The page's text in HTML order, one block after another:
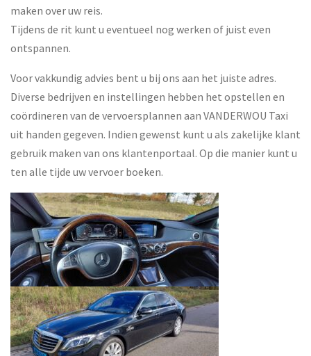
maken over uw reis.
Tijdens de rit kunt u eventueel nog werken of juist even
ontspannen.
Voor vakkundig advies bent u bij ons aan het juiste adres.
Diverse bedrijven en instellingen hebben het opstellen en
coördineren van de vervoersplannen aan VANDERWOU Taxi
uit handen gegeven. Indien gewenst kunt u als zakelijke klant
gebruik maken van ons klantenportaal. Op die manier kunt u
ten alle tijde uw vervoer boeken.